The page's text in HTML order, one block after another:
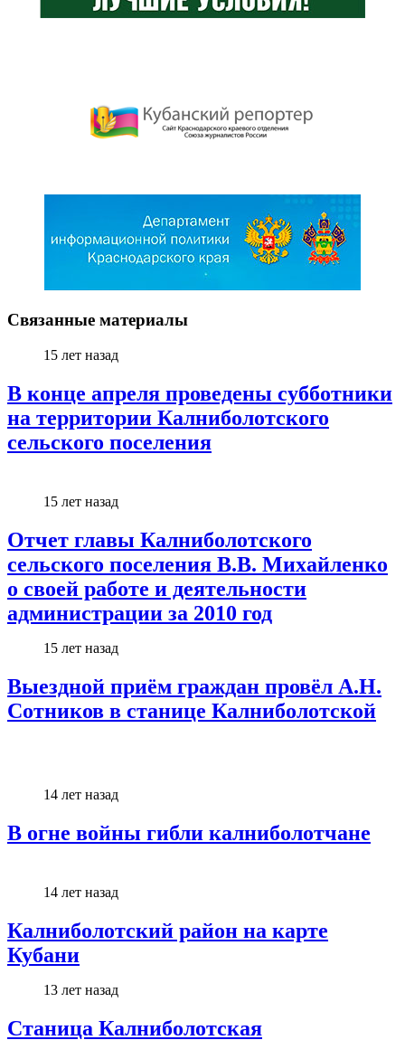
Связанные материалы
15 лет назад
В конце апреля проведены субботники
на территории Калниболотского
сельского поселения
15 лет назад
Отчет главы Калниболотского
сельского поселения В.В. Михайленко
о своей работе и деятельности
администрации за 2010 год
15 лет назад
Выездной приём граждан провёл А.Н.
Сотников в станице Калниболотской
14 лет назад
В огне войны гибли калниболотчане
14 лет назад
Калниболотский район на карте
Кубани
13 лет назад
Станица Калниболотская